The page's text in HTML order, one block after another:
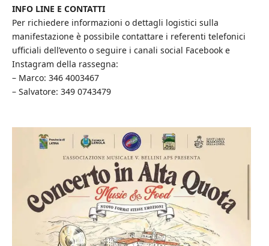
INFO LINE E CONTATTI
Per richiedere informazioni o dettagli logistici sulla
manifestazione è possibile contattare i referenti telefonici
ufficiali dell’evento o seguire i canali social Facebook e
Instagram della rassegna:
– Marco: 346 4003467
– Salvatore: 349 0743479